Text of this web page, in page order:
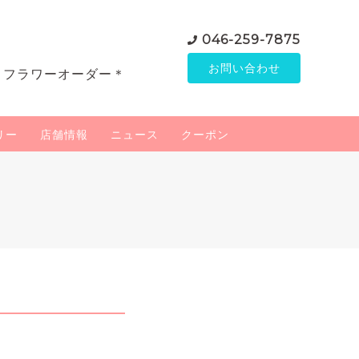
ラワーオーダー＊
046-259-7875
お問い合わせ
ー 店舗情報 ニュース クーポン